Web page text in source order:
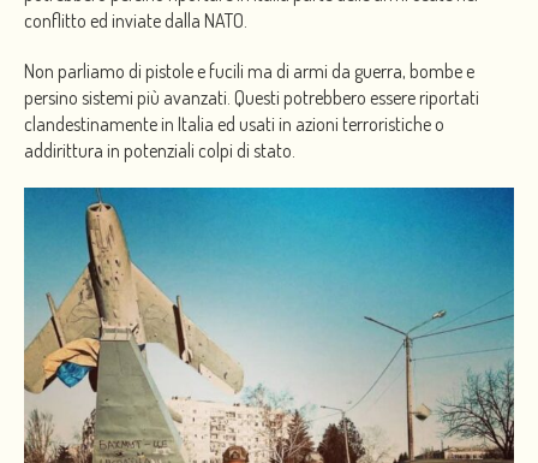
conflitto ed inviate dalla NATO.
Non parliamo di pistole e fucili ma di armi da guerra, bombe e
persino sistemi più avanzati. Questi potrebbero essere riportati
clandestinamente in Italia ed usati in azioni terroristiche o
addirittura in potenziali colpi di stato.